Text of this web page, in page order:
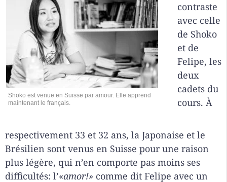
Shoko est venue en Suisse par amour. Elle apprend
maintenant le français.
contraste
avec celle
de Shoko
et de
Felipe, les
deux
cadets du
cours. À
respectivement 33 et 32 ans, la Japonaise et le
Brésilien sont venus en Suisse pour une raison
plus légère, qui n’en comporte pas moins ses
difficultés: l’«amor!» comme dit Felipe avec un